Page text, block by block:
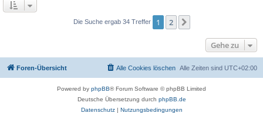
Die Suche ergab 34 Treffer 1 2
Gehe zu
Foren-Übersicht Alle Zeiten sind UTC+02:00
Alle Cookies löschen
Powered by phpBB® Forum Software © phpBB Limited
Deutsche Übersetzung durch phpBB.de
Datenschutz| Nutzungsbedingungen